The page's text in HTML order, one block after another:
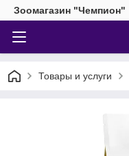
Зоомагазин "Чемпион"
Товары и услуги